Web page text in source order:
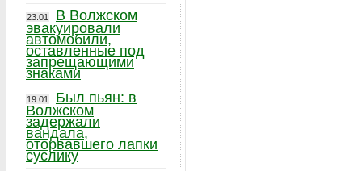
23.01
В Волжском
эвакуировали
автомобили,
оставленные под
запрещающими
знаками
19.01
Был пьян: в
Волжском
задержали
вандала,
оторвавшего лапки
суслику